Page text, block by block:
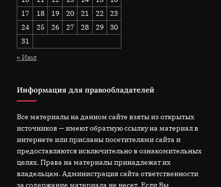
17
18 19 20 21 22
23
24
25 26 27 28 29
30
31
« Июл
Информация для правообладателей
Все материалы на данном сайте взяты из открытых
источников — имеют обратную ссылку на материал в
интернете или присланы посетителями сайта и
предоставляются исключительно в ознакомительных
целях. Права на материалы принадлежат их
владельцам. Администрация сайта ответственности
за содержание материала не несет. Если Вы